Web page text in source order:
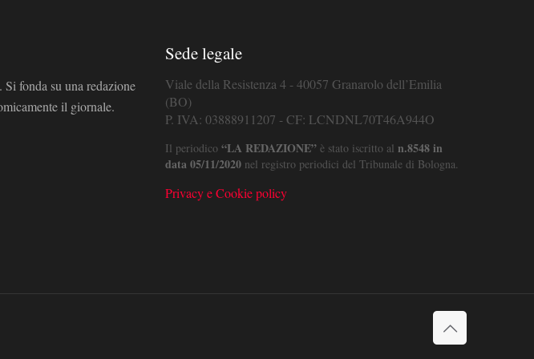
fonda su una redazione
il giornale.
Sede legale
Viale della Resistenza 4 - 40057 Granarolo dell’Emilia
(BO)
P. IVA: 03888911207 - CF: LCNDNL70T46A944O
Il periodico “LA REDAZIONE”è stato iscritto al n.8548 in
data 05/11/2020nel registro periodici del Tribunale di Bologna.
Privacy e Cookie policy